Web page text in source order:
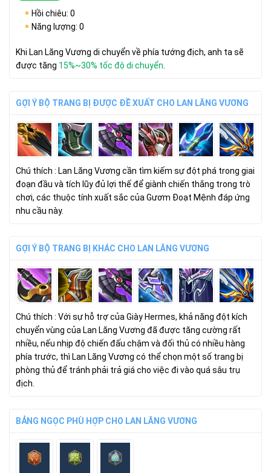
Hồi chiêu: 0
Năng lượng: 0
Khi Lan Lăng Vương di chuyển về phía tướng địch, anh ta sẽ
được tăng 15%~30% tốc độ di chuyển
GỢI Ý BỘ TRANG BỊ ĐƯỢC ĐỀ XUẤT CHO LAN LĂNG VƯƠNG
Chú thích : Lan Lăng Vương cần tìm kiếm sự đột phá trong giai
đoạn đầu và tích lũy đủ lợi thế để giành chiến thắng trong trò
chơi, các thuộc tính xuất sắc củaGươm Đoạt Mệnh đáp ứng
nhu cầu này.
GỢI Ý BỘ TRANG BỊ KHÁC CHO LAN LĂNG VƯƠNG
Chú thích : Với sự hỗ trợ củaGiày Hermes, khả năng đột kích
chuyển vùng của Lan Lăng Vương đã được tăng cường rất
nhiều, nếu nhịp độ chiến đấu chậm và đối thủ có nhiều hàng
phía trước, thì Lan Lăng Vương có thể chọn một số trang bị
phòng thủ để tránh phải trả giá cho việc đi vào quá sâu trụ
địch.
BẢNG NGỌC PHÙ HỢP CHO LAN LĂNG VƯƠNG